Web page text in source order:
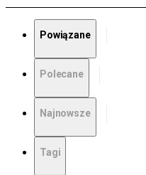
Powiązane
Polecane
Najnowsze
Tagi